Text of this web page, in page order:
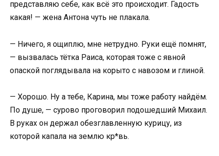
представляю себе, как всё это происходит. Гадость
какая! — жена Антона чуть не плакала.
— Ничего, я ощиплю, мне нетрудно. Руки ещё помнят,
— вызвалась тётка Раиса, которая тоже с явной
опаской поглядывала на корыто с навозом и глиной.
— Хорошо. Ну а тебе, Карина, мы тоже работу найдём.
По душе, — сурово проговорил подошедший Михаил.
В руках он держал обезглавленную курицу, из
которой капала на землю кр*вь.